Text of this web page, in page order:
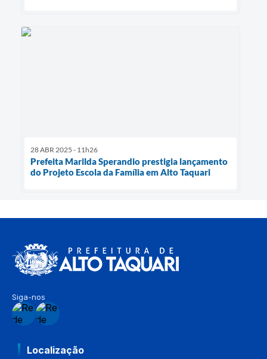
28 ABR 2025 - 11h26
Prefeita Marilda Sperandio prestigia lançamento
do Projeto Escola da Família em Alto Taquari
Siga-nos
Localização